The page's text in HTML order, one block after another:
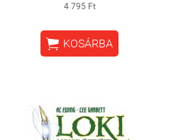
4 795 Ft
 KOSÁRBA